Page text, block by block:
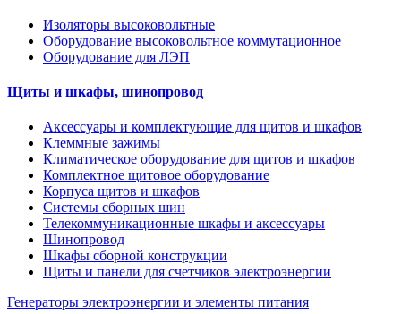
Изоляторы высоковольтные
Оборудование высоковольтное коммутационное
Оборудование для ЛЭП
Щиты и шкафы, шинопровод
Аксессуары и комплектующие для щитов и шкафов
Клеммные зажимы
Климатическое оборудование для щитов и шкафов
Комплектное щитовое оборудование
Корпуса щитов и шкафов
Системы сборных шин
Телекоммуникационные шкафы и аксессуары
Шинопровод
Шкафы сборной конструкции
Щиты и панели для счетчиков электроэнергии
Генераторы электроэнергии и элементы питания